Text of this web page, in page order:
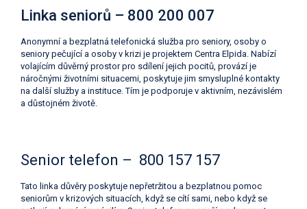
Linka seniorů – 800 200 007
Anonymní a bezplatná telefonická služba pro seniory, osoby o
seniory pečující a osoby v krizi je projektem Centra Elpida. Nabízí
volajícím důvěrný prostor pro sdílení jejich pocitů, provází je
náročnými životními situacemi, poskytuje jim smysluplné kontakty
na další služby a instituce. Tím je podporuje v aktivním, nezávislém
a důstojném životě.
Senior telefon – 800 157 157
Tato linka důvěry poskytuje nepřetržitou a bezplatnou pomoc
seniorům v krizových situacích, když se cítí sami, nebo když se